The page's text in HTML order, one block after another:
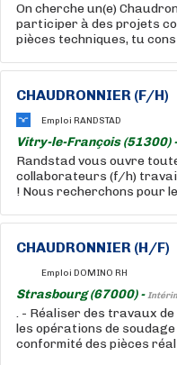
On cherche un(e)
participer à des projets
pièces techniques, tu
CHAUDRONNIER (F/H)
Emploi RANDSTAD
Vitry-le-François (51300)
Randstad vous ouvre
collaborateurs (f/h)
! Nous recherchons pour
CHAUDRONNIER (H/F)
Emploi DOMINO RH
Strasbourg (67000) -
. - Réaliser des travaux de
les opérations de soudage
conformité des pièces